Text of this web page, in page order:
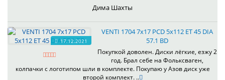
Дима Шахты
17.12.2021
VENTI 1704 7x17 PCD 5x112 ET 45 DIA
57.1 BD
Покупкой доволен. Диски лёгкие, езжу 2
год. Брал себе на Фольксваген,
колпачки с логотипом шли в комплекте. Покупаю у Азов диск уже
второй комплект. ..